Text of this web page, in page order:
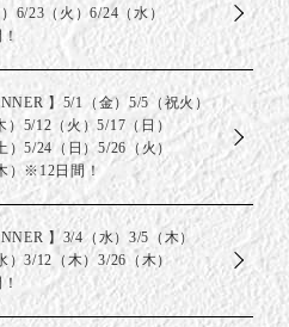
6/23（火）6/24（水）
】5/1（金）5/5（祝火）
5/12（火）5/17（日）
）5/24（日）5/26（火）
）※12日間！
】3/4（水）3/5（木）
）3/12（木）3/26（木）